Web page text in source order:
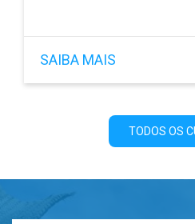
SAIBA MAIS
TODOS OS